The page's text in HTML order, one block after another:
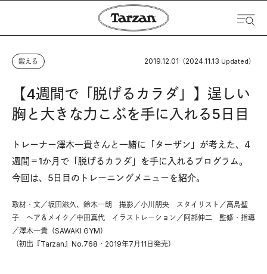
鍛える 2019.12.01 （2024.11.13 Updated）
【4週間で「脱げるカラダ」】逞しい
胸と大きな力こぶを手に入れる5日目
トレーナー澤木一貴さんと一緒に「ターザン」が考えた、4
週間＝1か月で「脱げるカラダ」を手に入れるプログラム。
今回は、5日目のトレーニングメニューを紹介。
取材・文／坂田滋久、鈴木一朗 撮影／小川朋央 スタイリスト／高島聖
子 ヘア＆メイク／中田真代 イラストレーション／阿部伸二 監修・指導
／澤木一貴（SAWAKI GYM）
（初出『Tarzan』No.768・2019年7月11日発売）